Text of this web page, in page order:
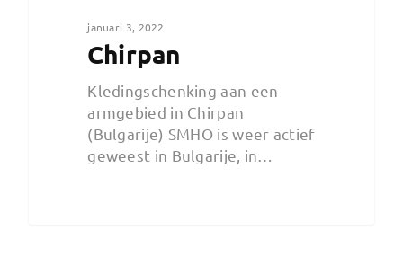
januari 3, 2022
Chirpan
Kledingschenking aan een
armgebied in Chirpan
(Bulgarije) SMHO is weer actief
geweest in Bulgarije, in…